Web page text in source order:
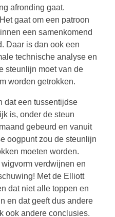
afronding gaat.
gaat om een patroon
een samenkomend
Daar is dan ook een
technische analyse en
steunlijn moet van de
worden getrokken.
dat een tussentijdse
is, onder de steun
gebeurd en vanuit
oogpunt zou de steunlijn
moeten worden.
verdwijnen en
Met de Elliott
dat niet alle toppen en
en dat geeft dus andere
ook andere conclusies.